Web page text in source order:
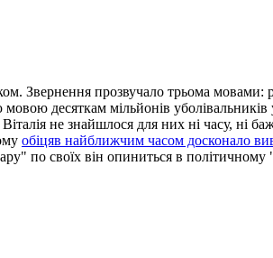
Звернення прозвучало трьома мовами:
десяткам мільйонів уболівальників
не знайшлося для них ні часу, ні
обіцяв найближчим часом досконало
по своїх він опиниться в політичному